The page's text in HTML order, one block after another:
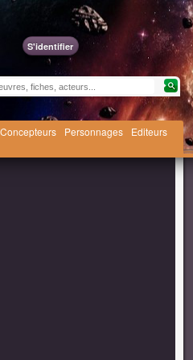
S'identifier
Concepteurs Personnages
Editeurs